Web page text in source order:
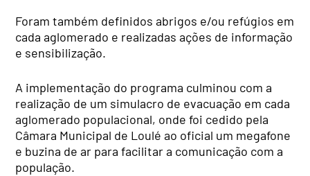
Foram também definidos abrigos e/ou refúgios em
cada aglomerado e realizadas ações de informação
e sensibilização.
A implementação do programa culminou com a
realização de um simulacro de evacuação em cada
aglomerado populacional, onde foi cedido pela
Câmara Municipal de Loulé ao oficial um megafone
e buzina de ar para facilitar a comunicação com a
população.